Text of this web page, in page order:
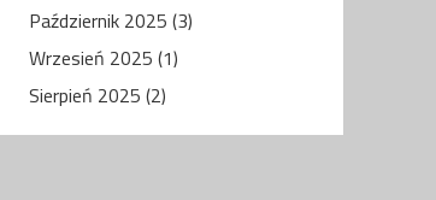
Październik 2025 (3)
Wrzesień 2025 (1)
Sierpień 2025 (2)